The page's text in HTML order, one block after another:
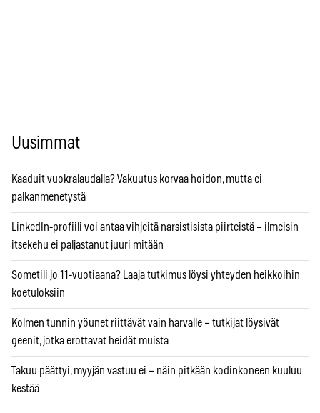
Uusimmat
Kaaduit vuokralaudalla? Vakuutus korvaa hoidon, mutta ei
palkanmenetystä
LinkedIn-profiili voi antaa vihjeitä narsistisista piirteistä – ilmeisin
itsekehu ei paljastanut juuri mitään
Sometili jo 11-vuotiaana? Laaja tutkimus löysi yhteyden heikkoihin
koetuloksiin
Kolmen tunnin yöunet riittävät vain harvalle – tutkijat löysivät
geenit, jotka erottavat heidät muista
Takuu päättyi, myyjän vastuu ei – näin pitkään kodinkoneen kuuluu
kestää